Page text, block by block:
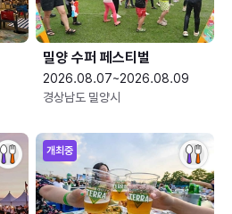
밀양 수퍼 페스티벌
2026.08.07~2026.08.09
경상남도 밀양시
개최중